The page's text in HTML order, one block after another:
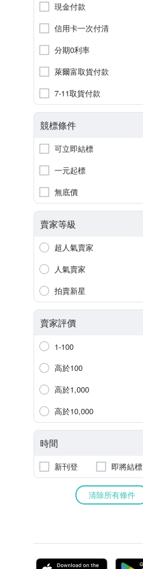
現金付款
信用卡一次付清
分期0利率
萊爾富取貨付款
7-11取貨付款
競標條件
可立即結標
一元起標
無底價
賣家等級
超人氣賣家
人氣賣家
拍賣新星
賣家評價
1-100
高於100
高於1,000
高於10,000
時間
新刊登 即將結標
清除所有條件